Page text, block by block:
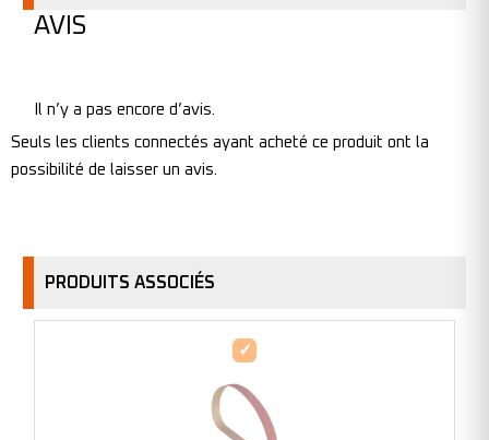
AVIS
Il n’y a pas encore d’avis.
Seuls les clients connectés ayant acheté ce produit ont la
possibilité de laisser un avis.
PRODUITS ASSOCIÉS
Bande
ceramicon